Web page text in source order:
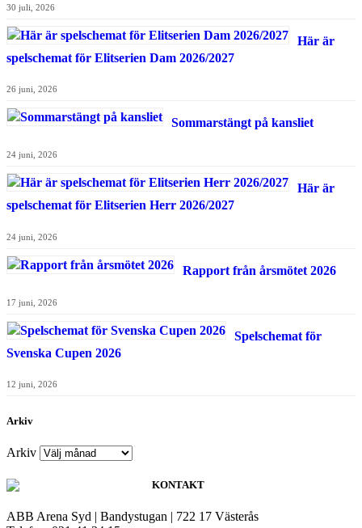
30 juli, 2026
Här är
spelschemat för Elitserien Dam 2026/2027
26 juni, 2026
Sommarstängt på kansliet
24 juni, 2026
Här är
spelschemat för Elitserien Herr 2026/2027
24 juni, 2026
Rapport från årsmötet 2026
17 juni, 2026
Spelschemat för
Svenska Cupen 2026
12 juni, 2026
Arkiv
Arkiv
KONTAKT
ABB Arena Syd | Bandystugan | 722 17 Västerås